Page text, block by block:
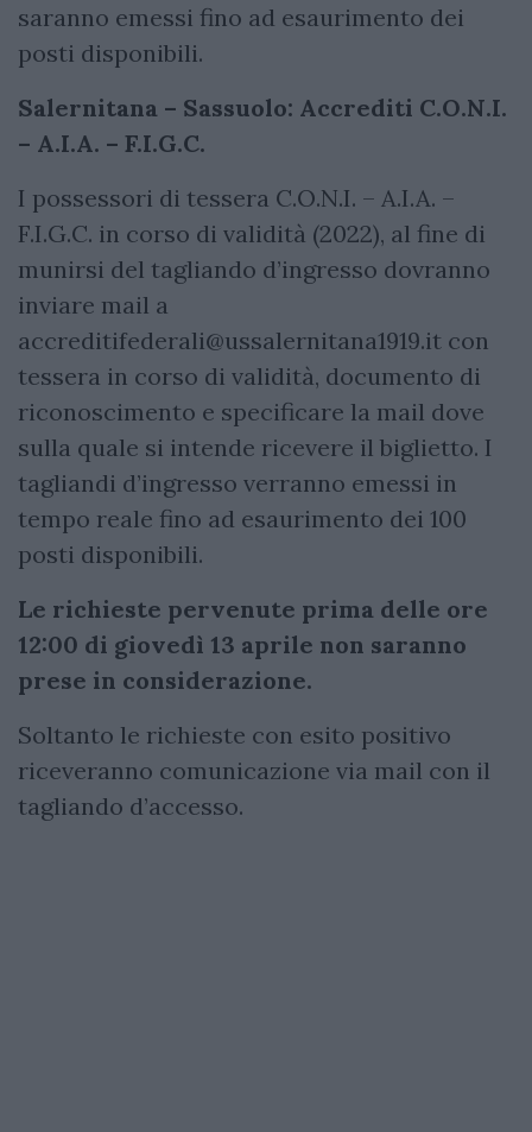
saranno emessi fino ad esaurimento dei
posti disponibili.
Salernitana – Sassuolo: Accrediti C.O.N.I.
– A.I.A. – F.I.G.C.
I possessori di tessera C.O.N.I. – A.I.A. –
F.I.G.C. in corso di validità (2022), al fine di
munirsi del tagliando d’ingresso dovranno
inviare mail a
accreditifederali@ussalernitana1919.it con
tessera in corso di validità, documento di
riconoscimento e specificare la mail dove
sulla quale si intende ricevere il biglietto. I
tagliandi d’ingresso verranno emessi in
tempo reale fino ad esaurimento dei 100
posti disponibili.
Le richieste pervenute prima delle ore
12:00 di giovedì 13 aprile non saranno
prese in considerazione.
Soltanto le richieste con esito positivo
riceveranno comunicazione via mail con il
tagliando d’accesso.